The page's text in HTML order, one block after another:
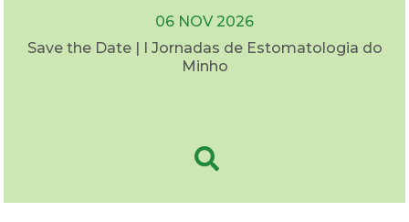
06 NOV 2026
Save the Date | I Jornadas de Estomatologia do
Minho